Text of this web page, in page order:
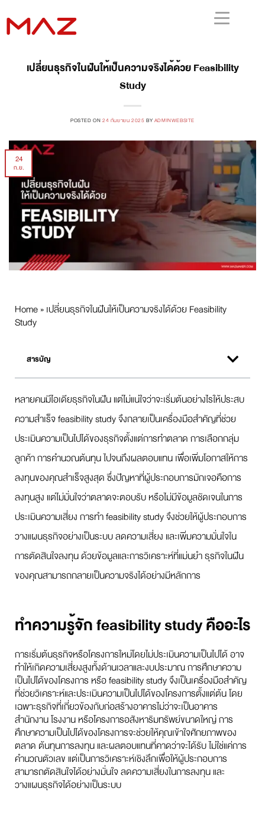
เปลี่ยนธุรกิจในฝันให้เป็นความจริงได้ด้วย Feasibility
Study
POSTED ON24 กันยายน 2025 BY ADMINWEBSITE
24
ก.ย.
Home»เปลี่ยนธุรกิจในฝันให้เป็นความจริงได้ด้วย Feasibility
Study
สารบัญ
หลายคนมีไอเดียธุรกิจในฝัน แต่ไม่แน่ใจว่าจะเริ่มต้นอย่างไรให้ประสบ
ความสำเร็จ feasibility study จึงกลายเป็นเครื่องมือสำคัญที่ช่วย
ประเมินความเป็นไปได้ของธุรกิจตั้งแต่การทำตลาด การเลือกกลุ่ม
ลูกค้า การคำนวณต้นทุน ไปจนถึงผลตอบแทน เพื่อเพิ่มโอกาสให้การ
ลงทุนของคุณสำเร็จสูงสุด ซึ่งปัญหาที่ผู้ประกอบการมักเจอคือการ
ลงทุนสูง แต่ไม่มั่นใจว่าตลาดจะตอบรับ หรือไม่มีข้อมูลชัดเจนในการ
ประเมินความเสี่ยง การทำ feasibility study จึงช่วยให้ผู้ประกอบการ
วางแผนธุรกิจอย่างเป็นระบบ ลดความเสี่ยง และเพิ่มความมั่นใจใน
การตัดสินใจลงทุน ด้วยข้อมูลและการวิเคราะห์ที่แม่นยำ ธุรกิจในฝัน
ของคุณสามารถกลายเป็นความจริงได้อย่างมีหลักการ
ทำความรู้จัก feasibility study คืออะไร
การเริ่มต้นธุรกิจหรือโครงการใหม่โดยไม่ประเมินความเป็นไปได้ อาจ
ทำให้เกิดความเสี่ยงสูงทั้งด้านเวลาและงบประมาณ การศึกษาความ
เป็นไปได้ของโครงการ หรือ feasibility study จึงเป็นเครื่องมือสำคัญ
ที่ช่วยวิเคราะห์และประเมินความเป็นไปได้ของโครงการตั้งแต่ต้น โดย
เฉพาะธุรกิจที่เกี่ยวข้องกับก่อสร้างอาคารไม่ว่าจะเป็นอาคาร
สำนักงาน โรงงาน หรือโครงการอสังหาริมทรัพย์ขนาดใหญ่ การ
ศึกษาความเป็นไปได้ของโครงการจะช่วยให้คุณเข้าใจศักยภาพของ
ตลาด ต้นทุนการลงทุน และผลตอบแทนที่คาดว่าจะได้รับ ไม่ใช่แค่การ
คำนวณตัวเลข แต่เป็นการวิเคราะห์เชิงลึกเพื่อให้ผู้ประกอบการ
สามารถตัดสินใจได้อย่างมั่นใจ ลดความเสี่ยงในการลงทุน และ
วางแผนธุรกิจได้อย่างเป็นระบบ